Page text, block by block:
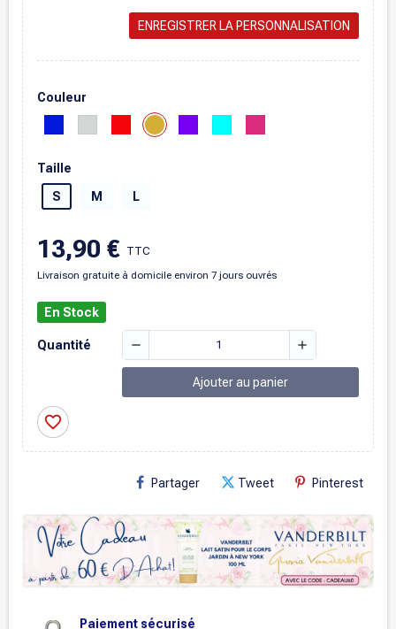
ENREGISTRER LA PERSONNALISATION
Couleur
Taille
S
M L
13,90 € TTC
Livraison gratuite à domicile environ 7 jours ouvrés
En Stock
Quantité remove add
Ajouter au panier
favorite_border
Partager Tweet Pinterest
Paiement sécurisé